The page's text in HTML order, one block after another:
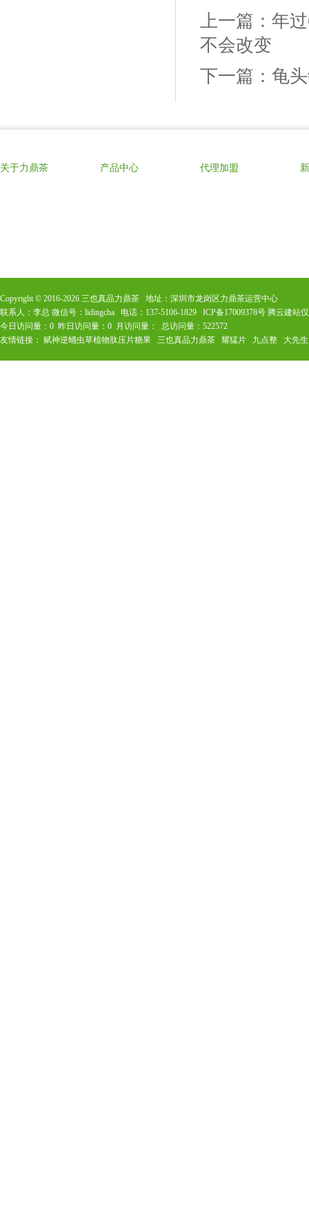
上一篇： 年
不会改变
下一篇： 龟
关于力鼎茶 产品中心 代理加盟
Copyright © 2016-2026 三也真品力鼎茶 地址：深圳市龙岗区力鼎茶运营中心
联系人：李总 微信号：lidingcha 电话：137-5106-1829 ICP备17009378号 腾云建站
今日访问量： 0 昨日访问量： 0 月访问量： 总访问量： 522572
友情链接： 赋神逆蛹虫草植物肽压片糖果 三也真品力鼎茶 耀猛片 九点整 大先生